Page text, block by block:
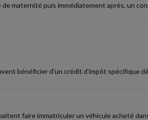
maternité puis immédiatement après, un
bénéficier d'un crédit d'impôt spécifique
faire immatriculer un véhicule acheté